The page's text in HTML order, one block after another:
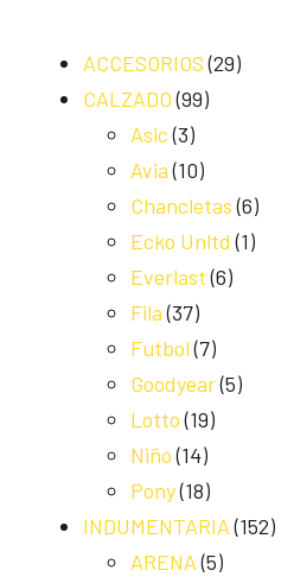
ACCESORIOS (29)
CALZADO (99)
Asic (3)
Avia (10)
Chancletas (6)
Ecko Unltd (1)
Everlast (6)
Fila (37)
Futbol (7)
Goodyear(5)
Lotto (19)
Niño (14)
Pony(18)
INDUMENTARIA (152)
ARENA (5)